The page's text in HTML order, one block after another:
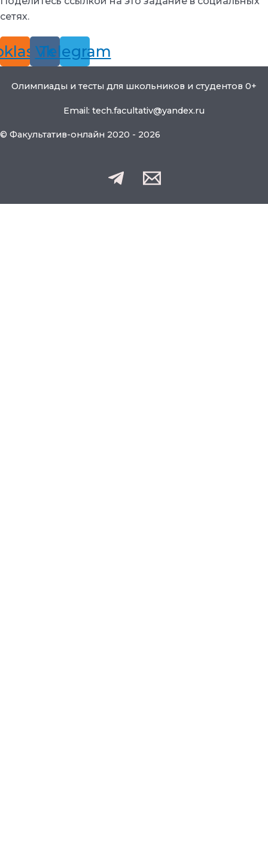
сетях.
Vk
Telegram
Олимпиады и тесты для школьников и студентов 0+
Email: tech.facultativ@yandex.ru
© Факультатив-онлайн 2020 - 2026